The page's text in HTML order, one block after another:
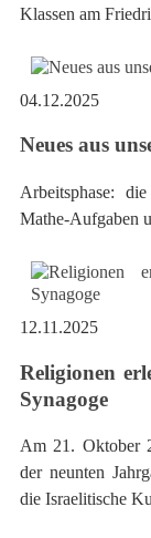
Klassen am
04.12.2025
Neues aus
Arbeitsphase:
Mathe-Aufgaben
12.11.2025
Religionen
Synagoge
Am 21. Oktober
der neunten
die Israelitische